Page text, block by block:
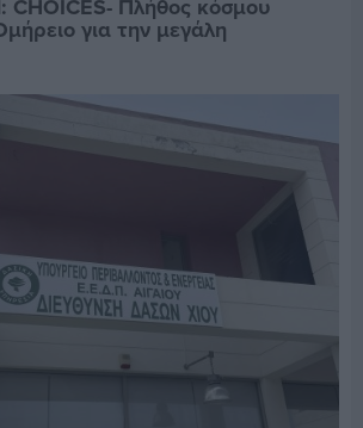
CHOICES- Πλήθος κόσμου
για την μεγάλη